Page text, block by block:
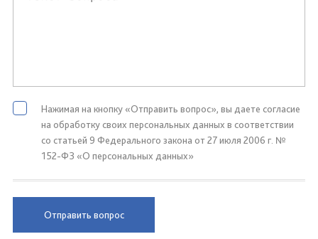
Нажимая на кнопку «Отправить вопрос», вы даете согласие
на обработку своих персональных данных в соответствии
со статьей 9 Федерального закона от 27 июля 2006 г. №
152-ФЗ «О персональных данных»
Отправить вопрос